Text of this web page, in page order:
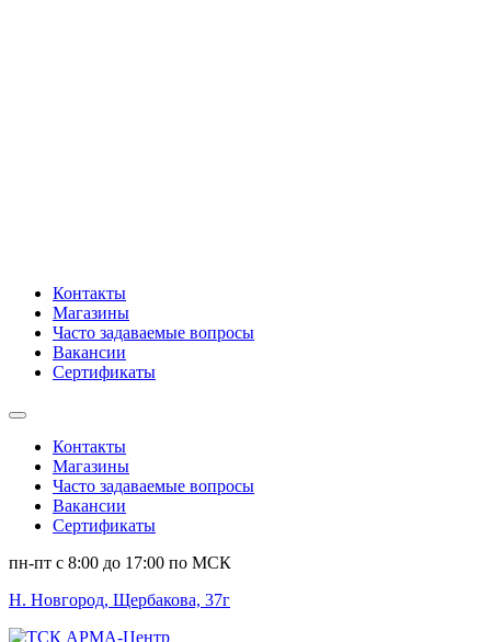
Контакты
Магазины
Часто задаваемые вопросы
Вакансии
Сертификаты
Контакты
Магазины
Часто задаваемые вопросы
Вакансии
Сертификаты
пн-пт c 8:00 до 17:00 по МСК
Н. Новгород, Щербакова, 37г